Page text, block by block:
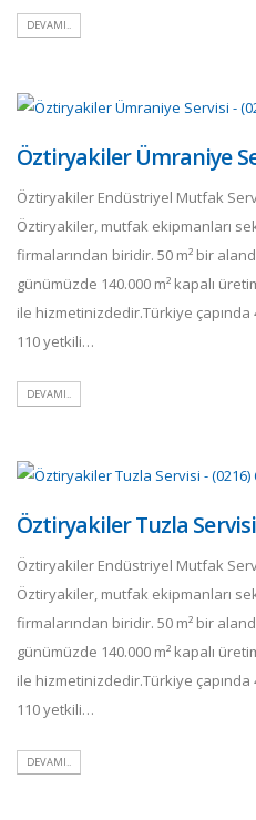
DEVAMI..
Öztiryakiler Ümraniye
Öztiryakiler Endüstriyel Mutfak
Öztiryakiler, mutfak ekipmanları
firmalarından biridir. 50 m² bir
günümüzde 140.000 m² kapalı
ile hizmetinizdedir.Türkiye
110 yetkili…
DEVAMI..
Öztiryakiler Tuzla
Öztiryakiler Endüstriyel Mutfak
Öztiryakiler, mutfak ekipmanları
firmalarından biridir. 50 m² bir
günümüzde 140.000 m² kapalı
ile hizmetinizdedir.Türkiye
110 yetkili…
DEVAMI..